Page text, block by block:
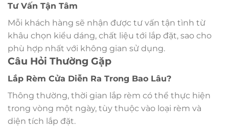
Tư Vấn Tận Tâm
Mỗi khách hàng sẽ nhận được tư vấn tận tình từ
khâu chọn kiểu dáng, chất liệu tới lắp đặt, sao cho
phù hợp nhất với không gian sử dụng.
Câu Hỏi Thường Gặp
Lắp Rèm Cửa Diễn Ra Trong Bao Lâu?
Thông thường, thời gian lắp rèm có thể thực hiện
trong vòng một ngày, tùy thuộc vào loại rèm và
diện tích lắp đặt.